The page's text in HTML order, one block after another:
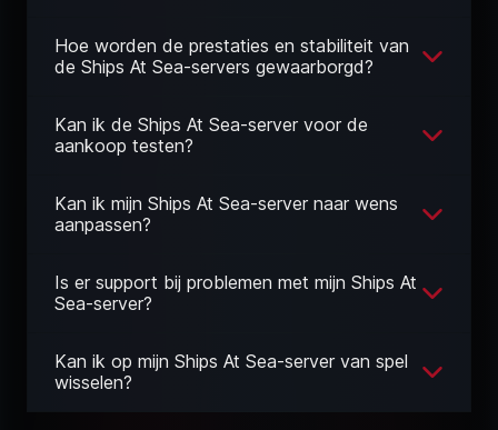
Hoe worden de prestaties en stabiliteit van
de Ships At Sea-servers gewaarborgd?
Kan ik de Ships At Sea-server voor de
aankoop testen?
Kan ik mijn Ships At Sea-server naar wens
aanpassen?
Is er support bij problemen met mijn Ships At
Sea-server?
Kan ik op mijn Ships At Sea-server van spel
wisselen?